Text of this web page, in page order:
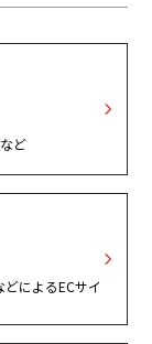
ど
によるECサイ